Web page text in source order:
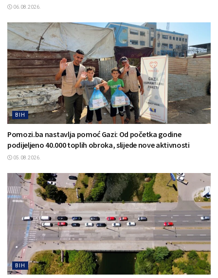
06.08.2026.
BIH
Pomozi.ba nastavlja pomoć Gazi: Od početka godine
podijeljeno 40.000 toplih obroka, slijede nove aktivnosti
05.08.2026.
BIH